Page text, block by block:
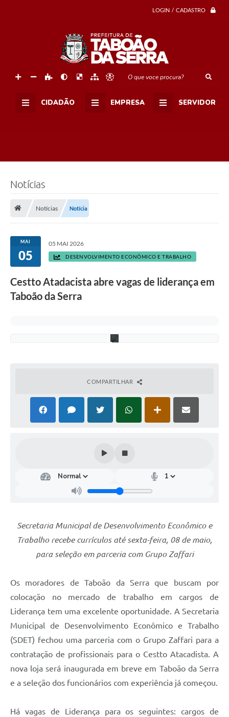
LOGIN / CADASTRO
O que voce procura?
CIDADÃO EMPRESA SERVIDOR
Notícias
Notícias Notícia
MAI
05
05 MAI 2026
DESENVOLVIMENTO ECONÔMICO E TRABALHO
Cestto Atadacista abre vagas de liderança em
Taboão da Serra
u
r
a
d
o
c
n
COMPARTILHAR
Secretaria Municipal de Desenvolvimento Econômico e
Trabalho recebe currículos até sexta-feira, 08 de maio,
para seleção em parceria com Grupo Zaffari
Os moradores de Taboão da Serra que buscam por
colocação no mercado de trabalho em cargos de
Liderança tem uma excelente oportunidade. A Secretaria
Municipal de Desenvolvimento Econômico e Trabalho
(SDET) fechou uma parceria com o Grupo Zaffari para a
contratação de profissionais para o Cestto Atacadista. A
nova loja será inaugurada em breve em Taboão da Serra
e a seleção dos funcionários com experiência já começou.
Há vagas de Liderança para os seguintes: cargos de